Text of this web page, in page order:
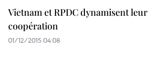
Vietnam et RPDC dynamisent leur
coopération
01/12/2015 04:08